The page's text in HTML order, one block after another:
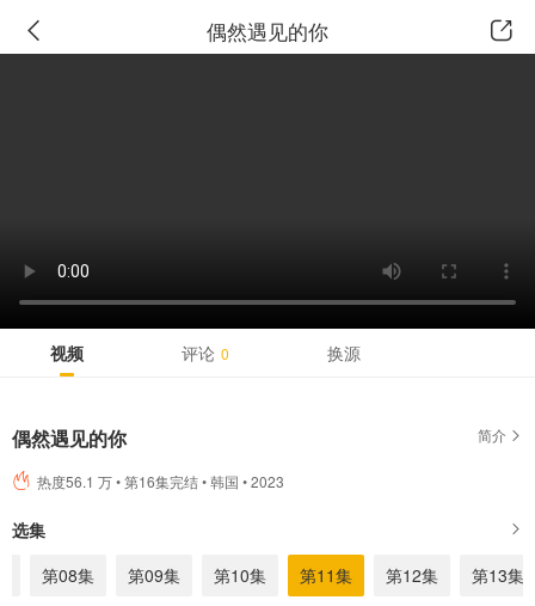
偶然遇见的你 广告
视频 评论 0 换源
偶然遇见的你 简介
热度56.1 万 • 第16集完结 • 韩国 • 2023
选集
第08集 第09集 第10集 第11集 第12集 第13集